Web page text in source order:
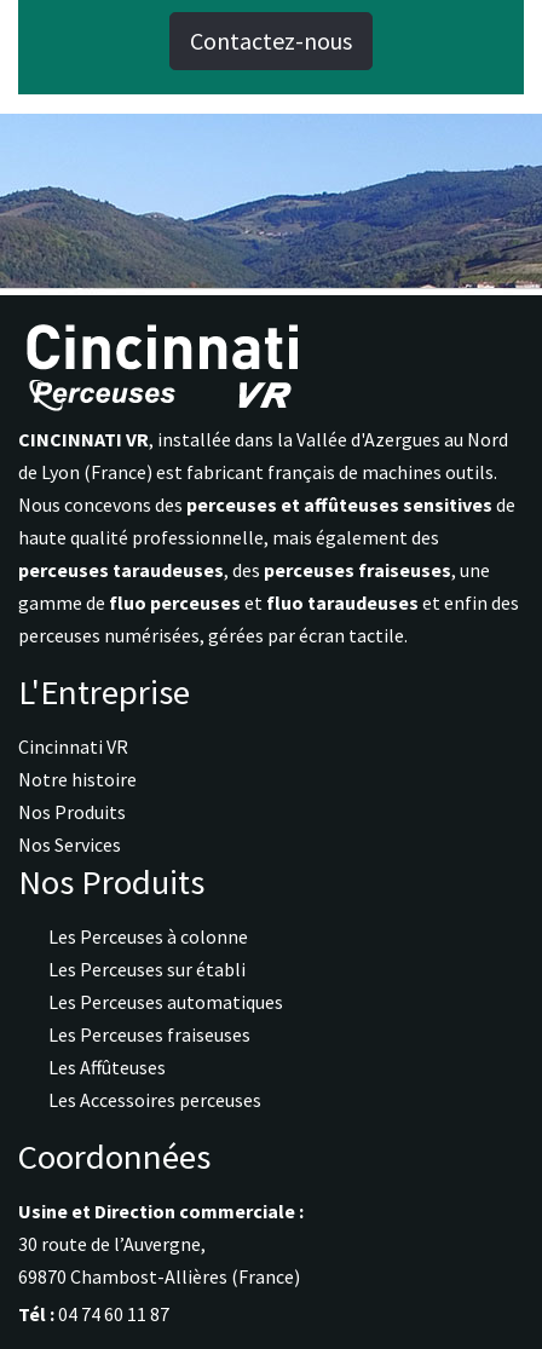
Contactez-nous
CINCINNATI VR, installée dans la Vallée d'Azergues au Nord
de Lyon (France) est fabricant français de machines outils.
Nous concevons des perceuses et affûteuses sensitives de
haute qualité professionnelle, mais également des
perceuses taraudeuses, des perceuses fraiseuses, une
gamme de fluo perceuses et fluo taraudeuses et enfin des
perceuses numérisées, gérées par écran tactile.
L'Entreprise
Cincinnati VR
Notre histoire
Nos Produits
Nos Services
Nos Produits
Les Perceuses à colonne
Les Perceuses sur établi
Les Perceuses automatiques
Les Perceuses fraiseuses
Les Affûteuses
Les Accessoires perceuses
Coordonnées
Usine et Direction commerciale :
30 route de l’Auvergne,
69870 Chambost-Allières (France)
Tél :04 74 60 11 87